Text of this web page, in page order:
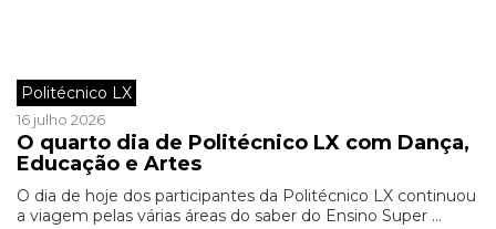
Politécnico LX
16 julho 2026
O quarto dia de Politécnico LX com Dança,
Educação e Artes
O dia de hoje dos participantes da Politécnico LX continuou
a viagem pelas várias áreas do saber do Ensino Super ...